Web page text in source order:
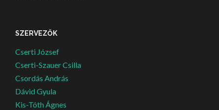
SZERVEZŐK
Cserti József
Cserti-Szauer Csilla
Csordás András
Dávid Gyula
Kis-Tóth Ágnes